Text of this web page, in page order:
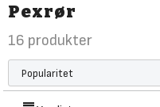
Pexrør
16 produkter